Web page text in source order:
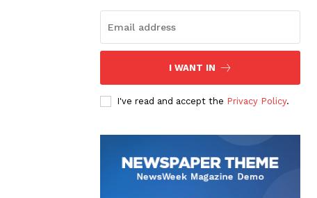
I WANT IN
I've read and accept the Privacy Policy.